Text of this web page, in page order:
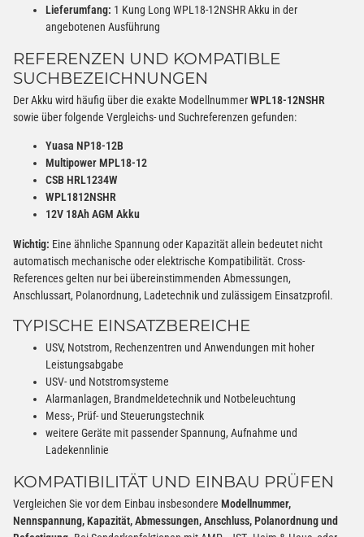
Lieferumfang: 1 Kung Long WPL18-12NSHR Akku in der
angebotenen Ausführung
REFERENZEN UND KOMPATIBLE
SUCHBEZEICHNUNGEN
Der Akku wird häufig über die exakte ModellnummerWPL18-12NSHR
sowie über folgende Vergleichs- und Suchreferenzen gefunden:
Yuasa NP18-12B
Multipower MPL18-12
CSB HRL1234W
WPL1812NSHR
12V 18Ah AGM Akku
Wichtig: Eine ähnliche Spannung oder Kapazität allein bedeutet nicht
automatisch mechanische oder elektrische Kompatibilität. Cross-
References gelten nur bei übereinstimmenden Abmessungen,
Anschlussart, Polanordnung, Ladetechnik und zulässigem Einsatzprofil.
TYPISCHE EINSATZBEREICHE
USV, Notstrom, Rechenzentren und Anwendungen mit hoher
Leistungsabgabe
USV- und Notstromsysteme
Alarmanlagen, Brandmeldetechnik und Notbeleuchtung
Mess-, Prüf- und Steuerungstechnik
weitere Geräte mit passender Spannung, Aufnahme und
Ladekennlinie
KOMPATIBILITÄT UND EINBAU PRÜFEN
Vergleichen Sie vor dem Einbau insbesondere Modellnummer,
Nennspannung, Kapazität, Abmessungen, Anschluss, Polanordnung und